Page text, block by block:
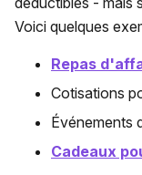
Voici quelques
Repas
Cotisations
Événements
Cadeaux